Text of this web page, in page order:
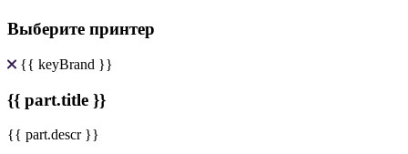
Выберите принтер
{{ keyBrand }}
{{ part.title }}
{{ part.descr }}